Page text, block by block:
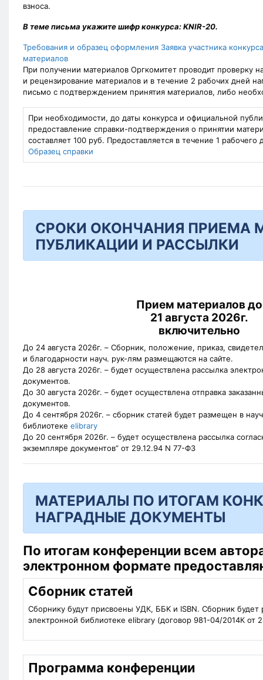
взноса.
В теме письма укажите шифр конкурса: KNIR-20.
Требования и образец оформления Заявка участника конкурса
материалов
При получении материалов Оргкомитет проводит проверку
и рецензирование материалов и в течение 2 рабочих дней
письмо с подтверждением принятия материалов, либо
При необходимости, до даты конкурса и официальной
предоставление справки-подтверждения о принятии
составляет 100 руб. Предоставляется в течение 1 рабочего
Образец справки
СРОКИ ОКОНЧАНИЯ ПРИЕМА
ПУБЛИКАЦИИ И РАССЫЛКИ
Прием материалов до
21 августа 2026г.
включительно
До 24 августа 2026г. – Cборник, положение, приказ,
и благодарности науч. рук-лям размещаются на сайте.
До 28 августа 2026г. – будет осуществлена рассылка
документов.
До 30 августа 2026г. – будет осуществлена отправка
документов.
До 4 сентября 2026г. – сборник статей будет размещен в
библиотеке elibrary
До 20 сентября 2026г. – будет осуществлена рассылка
экземпляре документов” от 29.12.94 N 77-ФЗ
МАТЕРИАЛЫ ПО ИТОГАМ
НАГРАДНЫЕ ДОКУМЕНТЫ
По итогам конференции всем
электронном формате
Сборник статей
Сборнику будут присвоены УДК, ББK и ISBN. Сборник будет
электронной библиотеке elibrary (договор 981-04/2014К от
Программа конференции